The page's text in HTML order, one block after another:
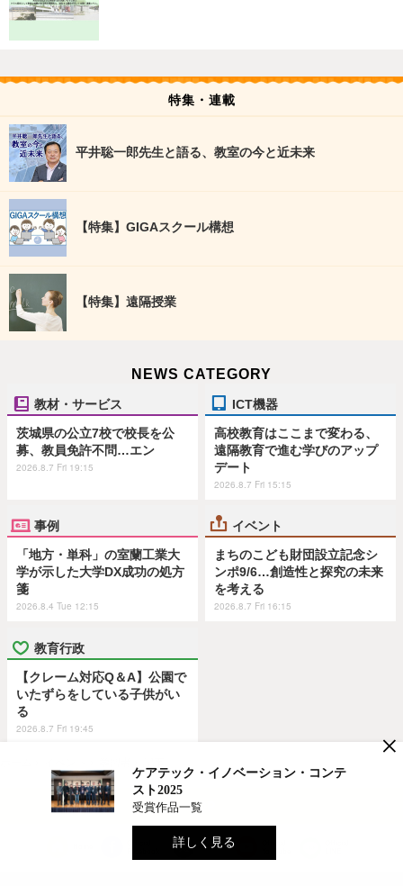
特集・連載
平井聡一郎先生と語る、教室の今と近未来
【特集】GIGAスクール構想
【特集】遠隔授業
NEWS CATEGORY
教材・サービス
茨城県の公立7校で校長を公
募、教員免許不問…エン
2026.8.7 Fri 19:15
ICT機器
高校教育はここまで変わる、
遠隔教育で進む学びのアップ
デート
2026.8.7 Fri 15:15
事例
「地方・単科」の室蘭工業大
学が示した大学DX成功の処方
箋
2026.8.4 Tue 12:15
イベント
まちのこども財団設立記念シ
ンポ9/6…創造性と探究の未来
を考える
2026.8.7 Fri 16:15
教育行政
【クレーム対応Q＆A】公園で
いたずらをしている子供がい
る
2026.8.7 Fri 19:45
TOP
Official X
×
ケアテック・イノベーション・コンテ
スト2025
受賞作品一覧
詳しく見る